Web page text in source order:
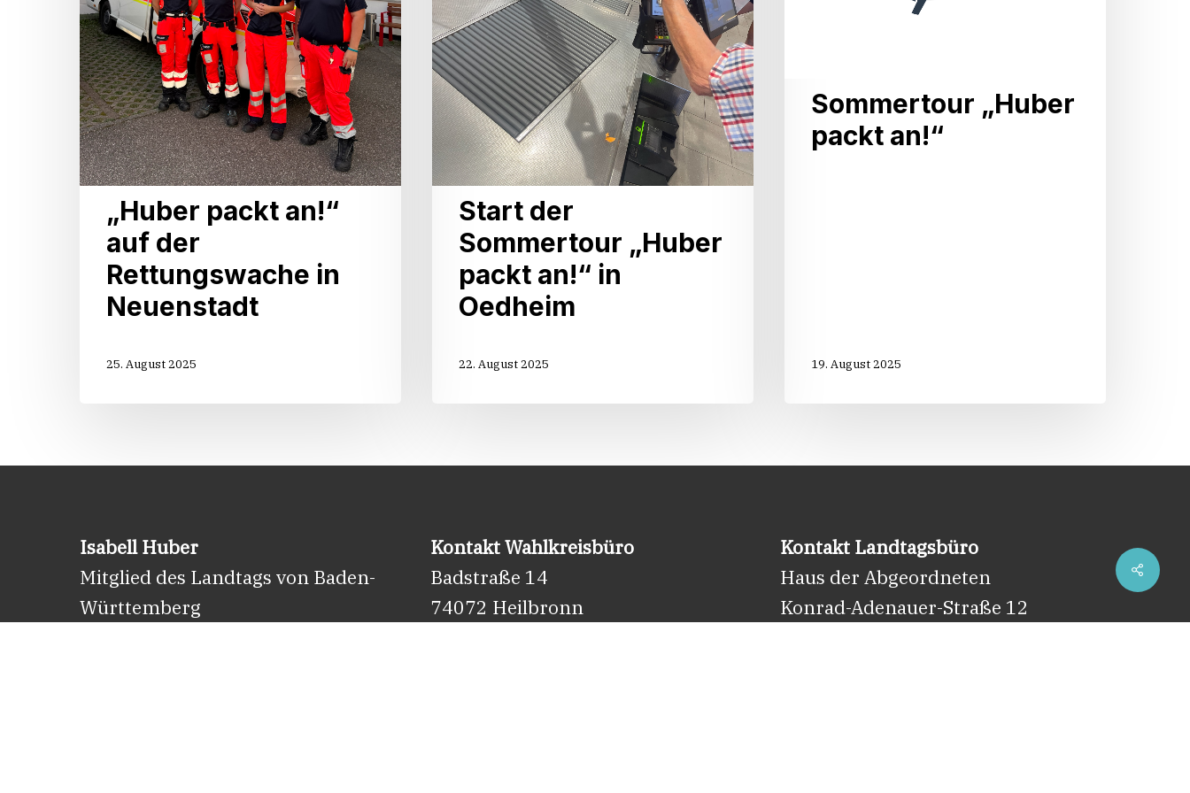
„Huber packt an!“
auf der
Rettungswache in
Neuenstadt
25. August 2025
Start der
Sommertour „Huber
packt an!“ in
Oedheim
22. August 2025
Sommertour „Huber
packt an!“
19. August 2025
Share
Isabell Huber
Mitglied des Landtags von Baden-
Württemberg
Kontakt Wahlkreisbüro
Badstraße 14
74072 Heilbronn
Kontakt Landtagsbüro
Haus der Abgeordneten
Konrad-Adenauer-Straße 12